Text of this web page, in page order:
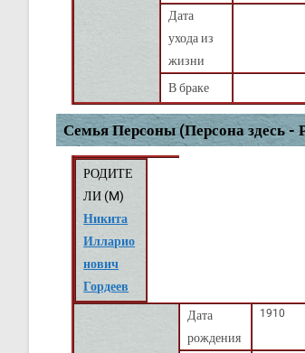
Дата
ухода из
жизни
В браке
Семья Персоны (Персона здесь -
РОДИТЕ
ЛИ (M)
Никита
Илларио
нович
Гордеев
Дата
рождения
1910